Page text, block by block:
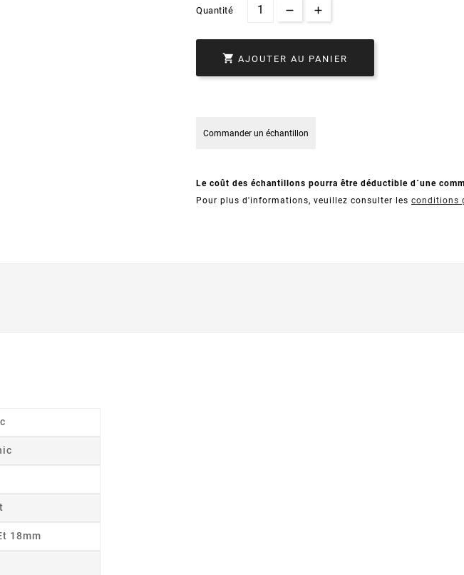
Quantité
 AJOUTER AU PANIER
Commander un échantillon
Le coût des échantillons pourra être déductible d´une
Pour plus d'informations, veuillez consulter les conditions
18mm